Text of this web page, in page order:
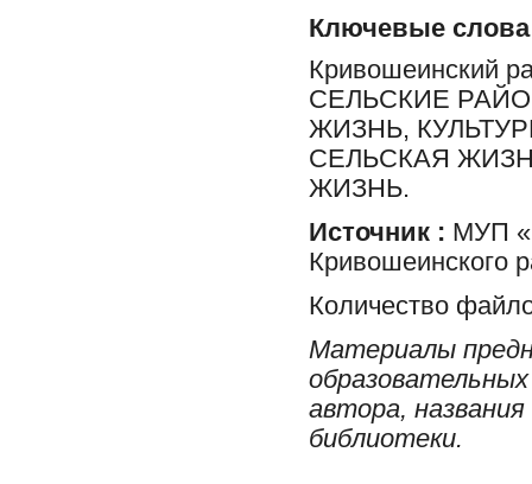
Ключевые слова
Кривошеинский
СЕЛЬСКИЕ
ЖИЗНЬ,
СЕЛЬСКАЯ
ЖИЗНЬ.
Источник : МУП
Кривошеинского
Количество
Материалы
автора,
библиотеки.